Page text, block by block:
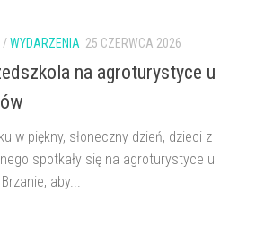
/WYDARZENIA 25 CZERWCA 2026
na agroturystyce u
w piękny, słoneczny dzień, dzieci z
spotkały się na agroturystyce u
aby...